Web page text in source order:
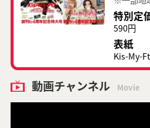
特別定
590円
表紙
Kis-My-
動画チャンネル Movie